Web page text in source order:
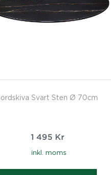
Svart Sten Ø 70cm
1 495 Kr
inkl. moms